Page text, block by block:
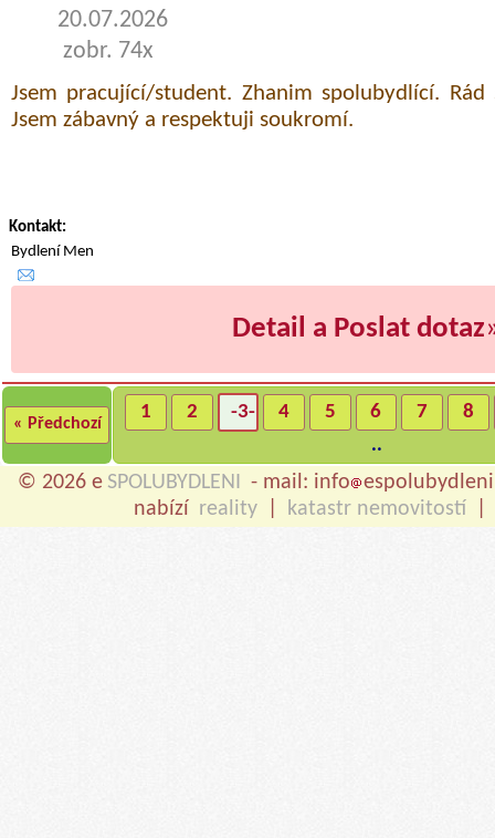
20.07.2026
zobr. 74x
Jsem pracující/student. Zhanim spolubydlící.
Jsem zábavný a respektuji soukromí.
Kontakt:
Bydlení Men
Detail a Poslat dotaz
« Předchozí
1 2 -3- 4 5 6 7
8
..
© 2026 e SPOLUBYDLENI - mail: info
nabízí reality katastr nemovitostí